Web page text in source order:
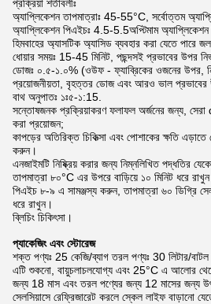
প্রক্রিয়া শর্তাবলীঃ
অ্যাপ্লিকেশন তাপমাত্রাঃ 45-55°C, সর্বোত্তম
অ্যাপ্লিকেশন পিএইচঃ 4.5-5.5অপ্টিমাম
হিমবাহের অ্যাসটিক অ্যাসিড ব্যবহার করা যেতে পারে
ধোয়ার সময়ঃ 15-45 মিনিট, পছন্দসই প্রভাবের উপর
ডোজঃ ০.৫-১.০% (ওউফ - ফ্যাব্রিকের ওজনের উপর,
প্রয়োজনীয়তা, বৃহত্তর ডোজ এবং আরও ভাল প্রভাবের
বাথ অনুপাতঃ ১ঃ৫-১:15.
সন্তোষজনক প্রক্রিয়াকরণ ফলাফল অর্জনের জন্য, সেরা
করা প্রয়োজন;
কাপড়ের অতিরিক্ত চিকিত্সা এবং পোশাকের ক্ষতি এড়াতে
করুন।
এনজাইমটি নিষ্ক্রিয় করার জন্য নিম্নলিখিত পদ্ধতির
তাপমাত্রা ৮০°C এর উপরে বাড়িয়ে ১০ মিনিট ধরে
পিএইচ ৮-৯ এ সামঞ্জস্য করুন, তাপমাত্রা ৬০ ডিগ্রি
ধরে রাখুন।
ব্লিচিং চিকিৎসা।
প্যাকেজিং এবং স্টোরেজ
শক্ত পণ্যঃ 25 কেজি/ব্যাগ তরল পণ্যঃ 30 লিটার/
এটি শুকনো, বায়ুচলাচলযোগ্য এবং 25°C এ আলোর
জন্য 18 মাস এবং তরল পণ্যের জন্য 12 মাসের জন্য
সেলসিয়াসে রেফ্রিজারেট করলে স্কেল লাইফ বাড়ানো